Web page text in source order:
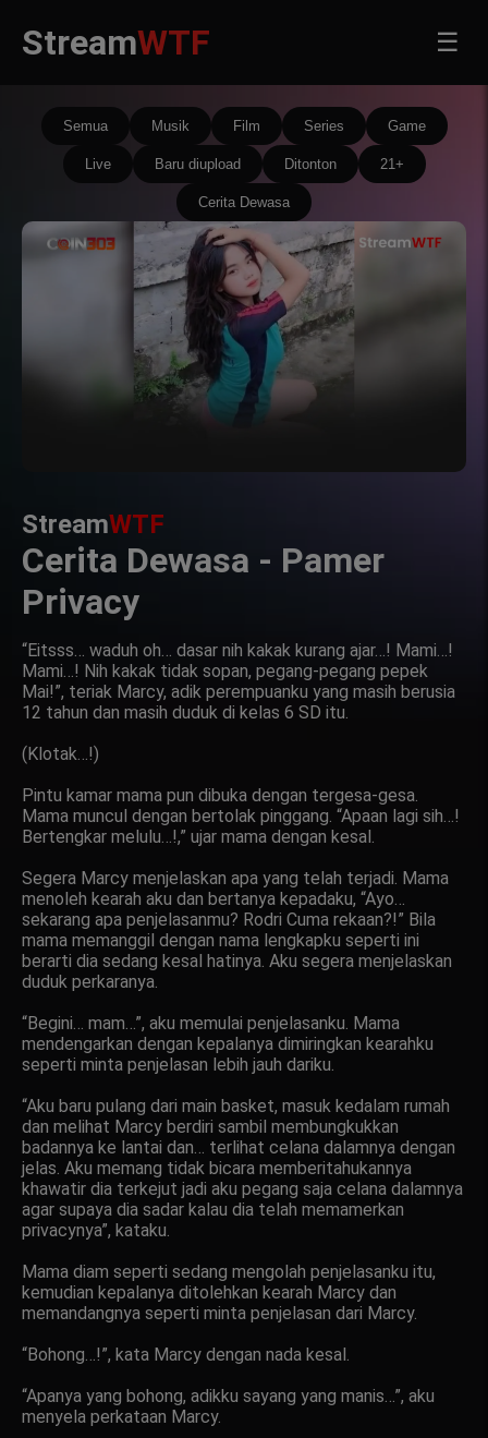
StreamWTF ☰
Semua Musik Film Series Game
Live Baru diupload Ditonton 21+
Cerita Dewasa
StreamWTF
Cerita Dewasa - Pamer
Privacy
“Eitsss… waduh oh… dasar nih kakak kurang ajar…! Mami…!
Mami…! Nih kakak tidak sopan, pegang-pegang pepek
Mai!”, teriak Marcy, adik perempuanku yang masih berusia
12 tahun dan masih duduk di kelas 6 SD itu.
(Klotak…!)
Pintu kamar mama pun dibuka dengan tergesa-gesa.
Mama muncul dengan bertolak pinggang. “Apaan lagi sih…!
Bertengkar melulu…!,” ujar mama dengan kesal.
Segera Marcy menjelaskan apa yang telah terjadi. Mama
menoleh kearah aku dan bertanya kepadaku, “Ayo…
sekarang apa penjelasanmu? Rodri Cuma rekaan?!” Bila
mama memanggil dengan nama lengkapku seperti ini
berarti dia sedang kesal hatinya. Aku segera menjelaskan
duduk perkaranya.
“Begini… mam…”, aku memulai penjelasanku. Mama
mendengarkan dengan kepalanya dimiringkan kearahku
seperti minta penjelasan lebih jauh dariku.
“Aku baru pulang dari main basket, masuk kedalam rumah
dan melihat Marcy berdiri sambil membungkukkan
badannya ke lantai dan… terlihat celana dalamnya dengan
jelas. Aku memang tidak bicara memberitahukannya
khawatir dia terkejut jadi aku pegang saja celana dalamnya
agar supaya dia sadar kalau dia telah memamerkan
privacynya”, kataku.
Mama diam seperti sedang mengolah penjelasanku itu,
kemudian kepalanya ditolehkan kearah Marcy dan
memandangnya seperti minta penjelasan dari Marcy.
“Bohong…!”, kata Marcy dengan nada kesal.
“Apanya yang bohong, adikku sayang yang manis…”, aku
menyela perkataan Marcy.